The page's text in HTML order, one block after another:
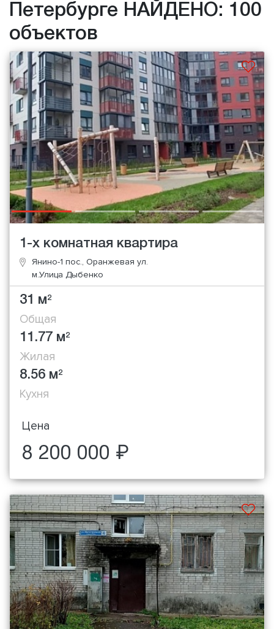
Петербурге НАЙДЕНО: 100
объектов
1-х комнатная квартира
Янино-1 пос., Оранжевая ул.
м.Улица Дыбенко
31 м2
Общая
11.77 м2
Жилая
8.56 м2
Кухня
Цена
8 200 000 ₽